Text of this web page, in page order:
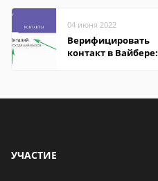
04 июня 2022
Верифицировать
контакт в Вайбере:
УЧАСТИЕ